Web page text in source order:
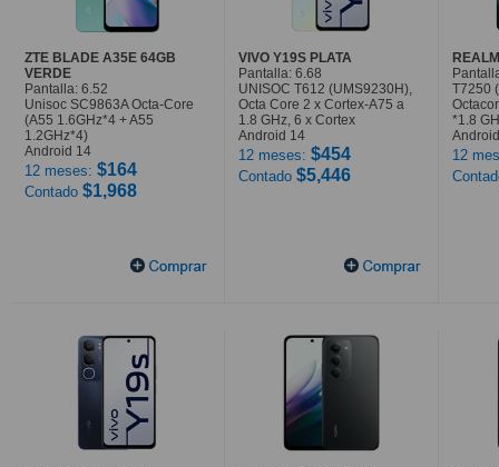
ZTE BLADE A35E 64GB
VERDE
Pantalla: 6.52
Unisoc SC9863A Octa-Core
(A55 1.6GHz*4 + A55
1.2GHz*4)
Android 14
12 meses: $164
Contado $1,968
VIVO Y19S PLATA
Pantalla: 6.68
UNISOC T612 (UMS9230H),
Octa Core 2 x Cortex-A75 a
1.8 GHz, 6 x Cortex
Android 14
12 meses: $454
Contado $5,446
T7250
*1.8
12